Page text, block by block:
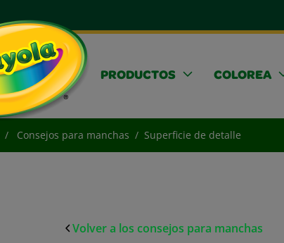
PRODUCTOS COLOREA
Consejos para manchas Superficie de detalle
Volver a los consejos para manchas